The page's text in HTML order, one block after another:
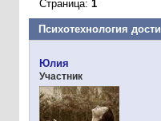
Психотехнология
Страница: 1
Юлия
Участник